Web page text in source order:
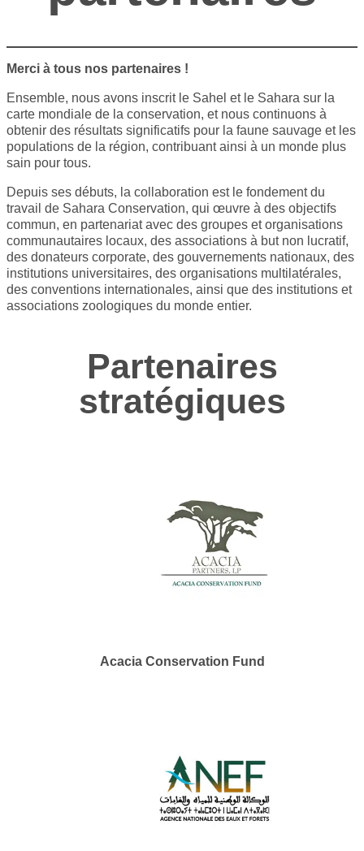
Merci à tous nos partenaires !
Ensemble, nous avons inscrit le Sahel et le Sahara sur la
carte mondiale de la conservation, et nous continuons à
obtenir des résultats significatifs pour la faune sauvage et les
populations de la région, contribuant ainsi à un monde plus
sain pour tous.
Depuis ses débuts, la collaboration est le fondement du
travail de Sahara Conservation, qui œuvre à des objectifs
commun, en partenariat avec des groupes et organisations
communautaires locaux, des associations à but non lucratif,
des donateurs corporate, des gouvernements nationaux, des
institutions universitaires, des organisations multilatérales,
des conventions internationales, ainsi que des institutions et
associations zoologiques du monde entier.
Partenaires
stratégiques
Acacia Conservation Fund